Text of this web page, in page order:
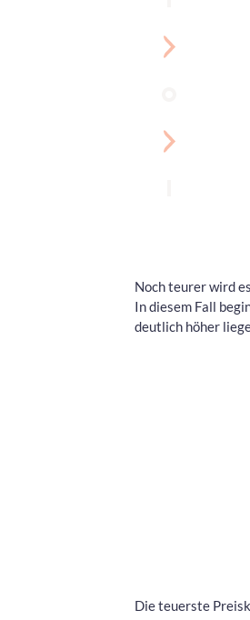
Noch teurer wird
In diesem Fall
deutlich höher
Die teuerste